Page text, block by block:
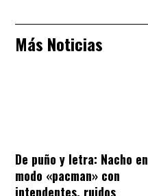
Más Noticias
De puño y letra: Nacho en
modo «pacman» con
intendentes, ruidos